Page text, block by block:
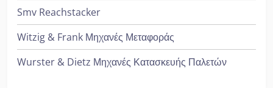
Smv Reachstacker
Witzig & Frank Μηχανές Μεταφοράς
Wurster & Dietz Μηχανές Κατασκευής Παλετών